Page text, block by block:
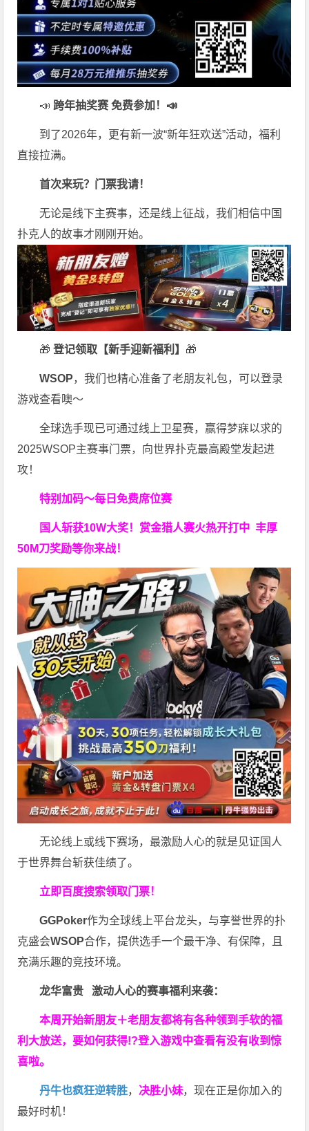
📣 跨年抽奖赛 免费参加 ！📣
到了2026年，更有新一波“新年狂欢送”活动，福利
直接拉满。
首次来玩？门票我请！
无论是线下主赛事，还是线上征战，我们相信中国
扑克人的故事才刚刚开始。
🎁 登记领取【新手迎新福利】 🎁
WSOP，我们也精心准备了老朋友礼包，可以登录
游戏查看噢～
全球选手现已可通过线上卫星赛，赢得梦寐以求的
2025WSOP主赛事门票，向世界扑克最高殿堂发起进
攻！
特别加码～每日免费席位赛
国人斩获10W大奖！ 赏金猎人赛火热开打中 丰厚
50M刀奖励等你来战！
无论线上或线下赛场，最激励人心的就是见证国人
于世界舞台斩获佳绩了。
立即百度搜索领取门票！
GGPoker作为全球线上平台龙头，与享誉世界的扑
克盛会WSOP合作，提供选手一个最干净、有保障，且
充满乐趣的竞技环境。
龙华富贵 激动人心的赛事福利来袭：
本周开始新朋友＋老朋友都将有各种领到手软的福
利大放送，要如何获得!?登入游戏中查看有没有收到惊
喜啦。
丹牛也疯狂逆转胜， 决胜小妹，现在正是你加入的
最好时机！